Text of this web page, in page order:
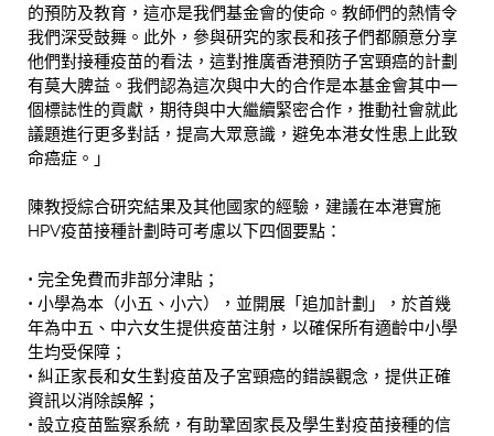
的預防及教育，這亦是我們基金會的使命。教師們的熱情令
我們深受鼓舞。此外，參與研究的家長和孩子們都願意分享
他們對接種疫苗的看法，這對推廣香港預防子宮頸癌的計劃
有莫大脾益。我們認為這次與中大的合作是本基金會其中一
個標誌性的貢獻，期待與中大繼續緊密合作，推動社會就此
議題進行更多對話，提高大眾意識，避免本港女性患上此致
命癌症。」
陳教授綜合研究結果及其他國家的經驗，建議在本港實施
HPV疫苗接種計劃時可考慮以下四個要點：
• 完全免費而非部分津貼；
• 小學為本（小五、小六），並開展「追加計劃」，於首幾
年為中五、中六女生提供疫苗注射，以確保所有適齡中小學
生均受保障；
• 糾正家長和女生對疫苗及子宮頸癌的錯誤觀念，提供正確
資訊以消除誤解；
• 設立疫苗監察系統，有助鞏固家長及學生對疫苗接種的信